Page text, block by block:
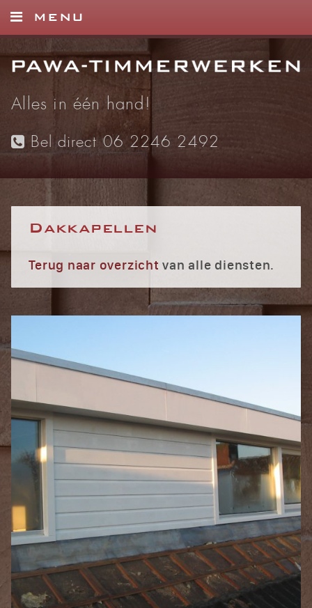
Alles in één hand!
Bel direct 06 2246 2492
MENU
HOME
FOTO’S
REFERENTIES
Dakkapellen
Terug naar overzicht van alle diensten.